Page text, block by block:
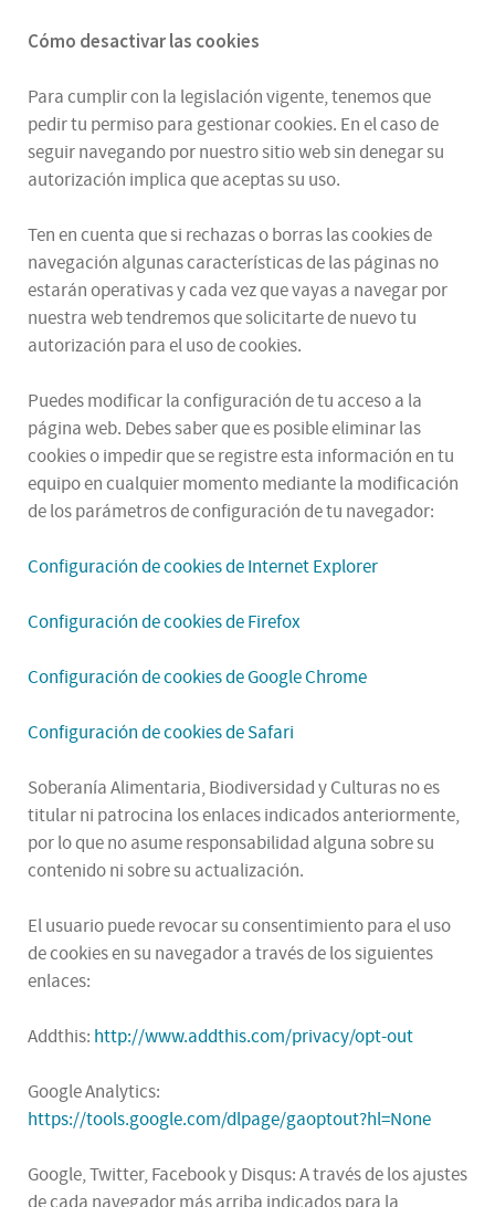
Cómo desactivar las cookies
Para cumplir con la legislación vigente, tenemos que
pedir tu permiso para gestionar cookies. En el caso de
seguir navegando por nuestro sitio web sin denegar su
autorización implica que aceptas su uso.
Ten en cuenta que si rechazas o borras las cookies de
navegación algunas características de las páginas no
estarán operativas y cada vez que vayas a navegar por
nuestra web tendremos que solicitarte de nuevo tu
autorización para el uso de cookies.
Puedes modificar la configuración de tu acceso a la
página web. Debes saber que es posible eliminar las
cookies o impedir que se registre esta información en tu
equipo en cualquier momento mediante la modificación
de los parámetros de configuración de tu navegador:
Configuración de cookies de Internet Explorer
Configuración de cookies de Firefox
Configuración de cookies de Google Chrome
Configuración de cookies de Safari
Soberanía Alimentaria, Biodiversidad y Culturas no es
titular ni patrocina los enlaces indicados anteriormente,
por lo que no asume responsabilidad alguna sobre su
contenido ni sobre su actualización.
El usuario puede revocar su consentimiento para el uso
de cookies en su navegador a través de los siguientes
enlaces:
Addthis: http://www.addthis.com/privacy/opt-out
Google Analytics:
https://tools.google.com/dlpage/gaoptout?hl=None
Google, Twitter, Facebook y Disqus: A través de los ajustes